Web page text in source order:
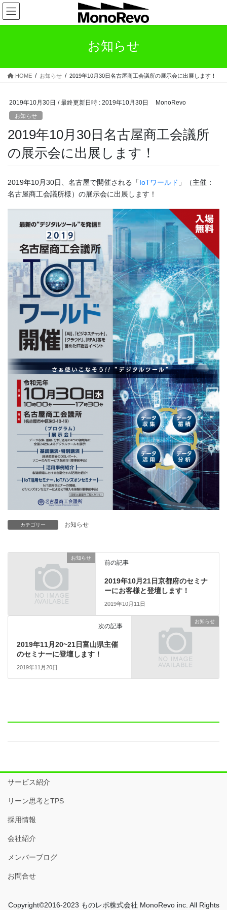
コ
ン
テ
ス
ナ
ビ
ゲ
ン
お知らせ
HOME お知らせ 2019年10月30日名古屋商工会議所の展示会に出展します！
2019年10月30日 / 最終更新日時 : 2019年10月30日 MonoRevo
お知らせ
2019年10月30日名古屋商工会議所
の展示会に出展します！
2019年10月30日、名古屋で開催される「IoTワールド 」（主催：
名古屋商工会議所様）の展示会に出展します！
カテゴリー お知らせ
お知らせ
前の記事
2019年10月21日京都府のセミナ
ーにお客様と登壇します！
2019年10月11日
お知らせ
次の記事
2019年11月20~21日富山県主催
のセミナーに登壇します！
2019年11月20日
サービス紹介
リーン思考とTPS
採用情報
会社紹介
メンバーブログ
お問合せ
Copyright©2016-2023 ものレボ株式会社 MonoRevo inc. All Rights